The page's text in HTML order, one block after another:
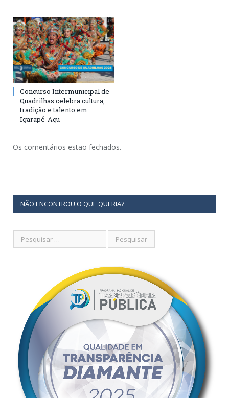
Concurso Intermunicipal de
Quadrilhas celebra cultura,
tradição e talento em
Igarapé-Açu
Os comentários estão fechados.
NÃO ENCONTROU O QUE QUERIA?